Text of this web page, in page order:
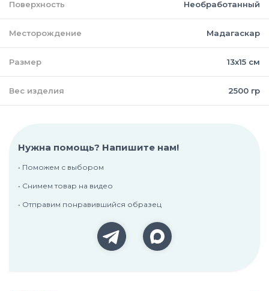
Поверхность Необработанный
Месторождение Мадагаскар
Размер 13х15 см
Вес изделия 2500 гр
Нужна помощь? Напишите нам!
• Поможем с выбором
• Снимем товар на видео
• Отправим понравившийся образец